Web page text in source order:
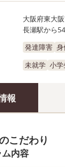
大阪府東大
長瀬駅から
発達障害
未就学 小学
報
こだわり
内容